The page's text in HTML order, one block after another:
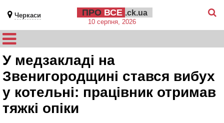
Черкаси ПРО ВСЕ .ck.ua
10 серпня, 2026
У медзакладі на
Звенигородщині стався вибух
у котельні: працівник отримав
тяжкі опіки